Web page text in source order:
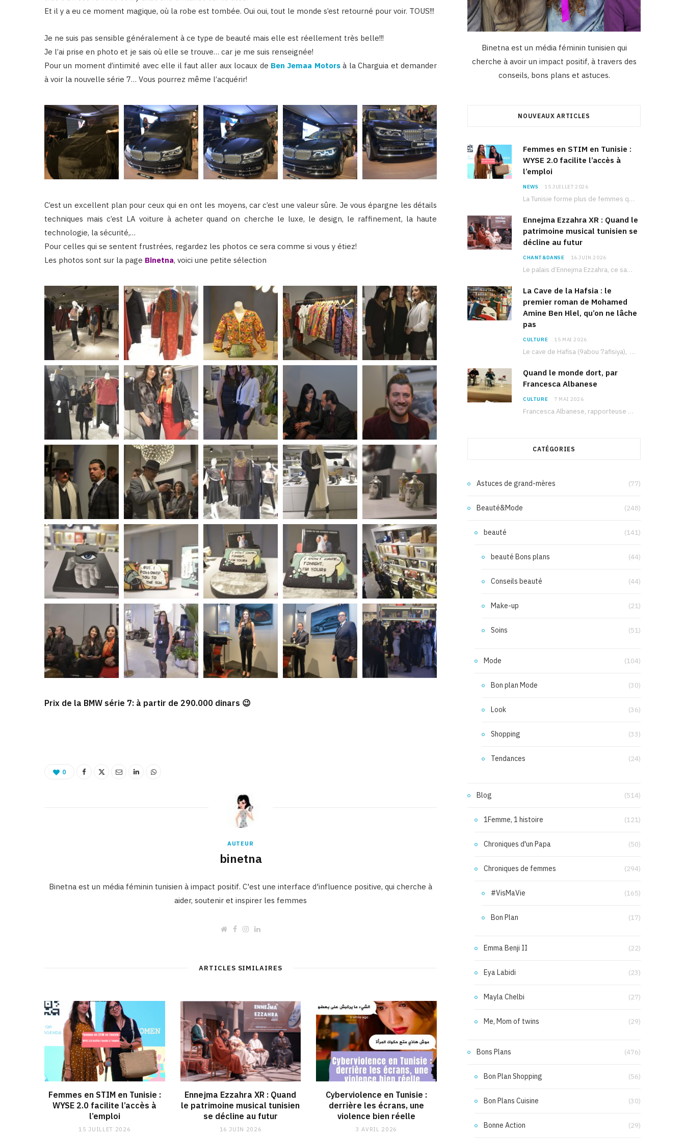
Et il y a eu ce moment magique, où la robe est tombée. Oui oui, tout le monde s’est retourné pour voir. TOUS!!!
Je ne suis pas sensible généralement à ce type de beauté mais elle est réellement très belle!!!
Je l’ai prise en photo et je sais où elle se trouve… car je me suis renseignée!
Pour un moment d’intimité avec elle il faut aller aux locaux de Ben Jemaa Motorsà la Charguia et demander
à voir la nouvelle série 7… Vous pourrez même l’acquérir!
C’est un excellent plan pour ceux qui en ont les moyens, car c’est une valeur sûre. Je vous épargne les détails
techniques mais c’est LA voiture à acheter quand on cherche le luxe, le design, le raffinement, la haute
technologie, la sécurité,…
Pour celles qui se sentent frustrées, regardez les photos ce sera comme si vous y étiez!
Les photos sont sur la page Binetna, voici une petite sélection
Prix de la BMW série 7: à partir de 290.000 dinars 😉
0
AUTEUR
binetna
Binetna est un média féminin tunisien à impact positif. C'est une interface d'influence positive, qui cherche à
aider, soutenir et inspirer les femmes
W
t
e
F
o
o
I
g
r
L
d
I
ARTICLES SIMILAIRES
Femmes en STIM en Tunisie :
WYSE 2.0 facilite l’accès à
l’emploi
15 JUILLET 2026
Ennejma Ezzahra XR : Quand
le patrimoine musical tunisien
se décline au futur
16 JUIN 2026
Cyberviolence en Tunisie :
derrière les écrans, une
violence bien réelle
3 AVRIL 2026
Binetna est un média féminin tunisien qui
cherche à avoir un impact positif, à travers des
conseils, bons plans et astuces.
NOUVEAUX ARTICLES
Femmes en STIM en Tunisie :
WYSE 2.0 facilite l’accès à
l’emploi
NEWS 15 JUILLET 2026
La Tunisie forme plus de femmes que d’hommes dans les filières scientifiques. Pourtant, pour beaucoup…
Ennejma Ezzahra XR : Quand le
patrimoine musical tunisien se
décline au futur
CHANT&DANSE 16 JUIN 2026
Le palais d’Ennejma Ezzahra, ce sanctuaire de la musique tunisienne et méditerranéenne construit par le…
La Cave de la Hafsia : le
premier roman de Mohamed
Amine Ben Hlel, qu’on ne lâche
pas
CULTURE 15 MAI 2026
Le cave de Hafisa (9abou 7afisiya), premier roman du journaliste tunisien Mohamed Amine Ben Hlel,…
Quand le monde dort, par
Francesca Albanese
CULTURE 7 MAI 2026
Francesca Albanese, rapporteuse spéciale de l’ONU sur les territoires palestiniens occupés, était à Tunis pour…
CATÉGORIES
Astuces de grand-mères (77)
Beauté&Mode (248)
beauté (141)
beauté Bons plans (44)
Conseils beauté (44)
Make-up (21)
Soins (51)
Mode (104)
Bon plan Mode (30)
Look (36)
Shopping (33)
Tendances (24)
Blog (514)
1Femme, 1 histoire (121)
Chroniques d'un Papa (50)
Chroniques de femmes (294)
#VisMaVie (165)
Bon Plan (17)
Emma Benji II (22)
Eya Labidi (23)
Mayla Chelbi (27)
Me, Mom of twins (29)
Bons Plans (476)
Bon Plan Shopping (56)
Bon Plans Cuisine (30)
Bonne Action (29)